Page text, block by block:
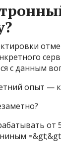
с данным
опыт —